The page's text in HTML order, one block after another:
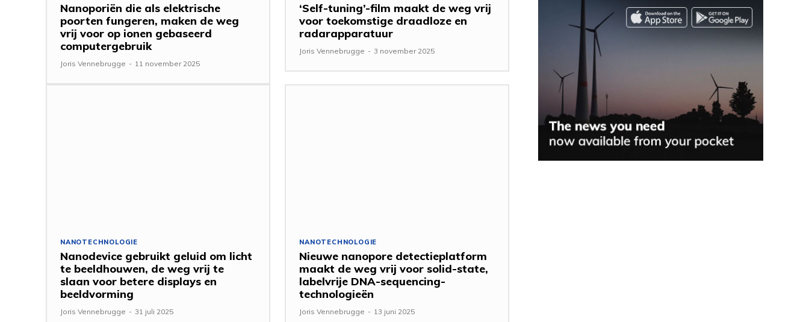
Nanoporiën die als elektrische
poorten fungeren, maken de weg
vrij voor op ionen gebaseerd
computergebruik
Joris Vennebrugge - 11 november 2025
‘Self-tuning’-film maakt de weg vrij
voor toekomstige draadloze en
radarapparatuur
Joris Vennebrugge - 3 november 2025
NANOTECHNOLOGIE
Nanodevice gebruikt geluid om licht
te beeldhouwen, de weg vrij te
slaan voor betere displays en
beeldvorming
Joris Vennebrugge - 31 juli 2025
NANOTECHNOLOGIE
Nieuwe nanopore detectieplatform
maakt de weg vrij voor solid-state,
labelvrije DNA-sequencing-
technologieën
Joris Vennebrugge - 13 juni 2025